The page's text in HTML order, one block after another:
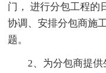
门， 进行分包工程的
协调、安排分包商施
题。
2、为分包商提供